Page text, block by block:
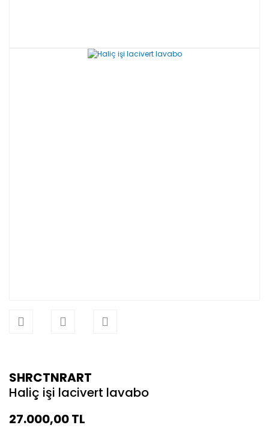
SHRCTNRART
Haliç işi lacivert lavabo
27.000,00 TL